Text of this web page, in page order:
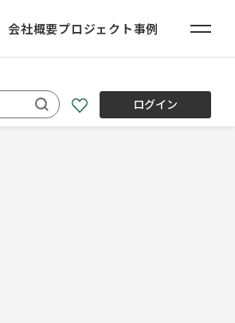
会社概要プロジェクト事例
ログイン